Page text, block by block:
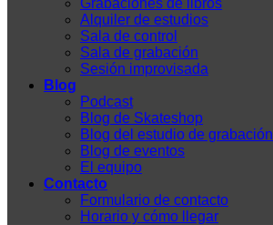
Grabaciones de libros
Alquiler de estudios
Sala de control
Sala de grabación
Sesión improvisada
Blog
Podcast
Blog de Skateshop
Blog del estudio de grabación
Blog de eventos
El equipo
Contacto
Formulario de contacto
Horario y cómo llegar